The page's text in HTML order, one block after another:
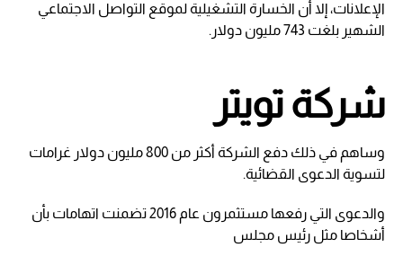
الإعلانات، إلا أن الخسارة التشغيلية لموقع التواصل الاجتماعي
الشهير بلغت 743 مليون دولار.
شركة تويتر
وساهم في ذلك دفع الشركة أكثر من 800 مليون دولار غرامات
لتسوية الدعوى القضائية.
والدعوى التي رفعها مستثمرون عام 2016 تضمنت اتهامات بأن
أشخاصا مثل رئيس مجلس